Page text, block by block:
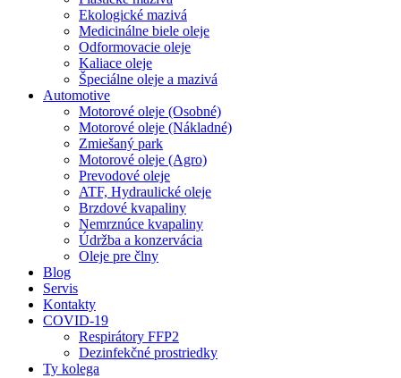
Ekologické mazivá
Medicinálne biele oleje
Odformovacie oleje
Kaliace oleje
Špeciálne oleje a mazivá
Automotive
Motorové oleje (Osobné)
Motorové oleje (Nákladné)
Zmiešaný park
Motorové oleje (Agro)
Prevodové oleje
ATF, Hydraulické oleje
Brzdové kvapaliny
Nemrznúce kvapaliny
Údržba a konzervácia
Oleje pre člny
Blog
Servis
Kontakty
COVID-19
Respirátory FFP2
Dezinfekčné prostriedky
Ty kolega